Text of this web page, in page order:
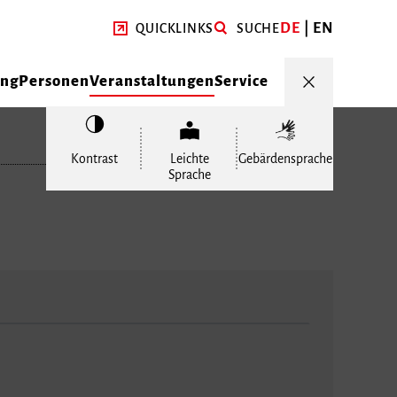
QUICKLINKS SUCHEDE EN
PersonenVeranstaltungenService
Kontrast
Leichte
Sprache
Gebärdensprache